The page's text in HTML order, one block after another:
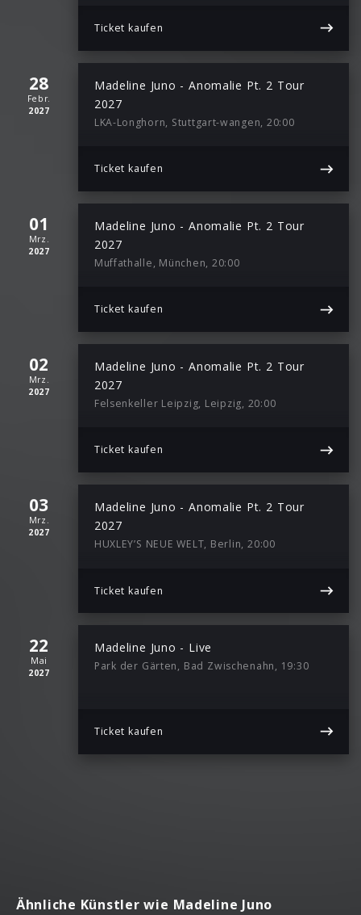
Ticket kaufen
28
Febr.
2027
Madeline Juno - Anomalie Pt. 2 Tour
2027
LKA-Longhorn, Stuttgart-wangen, 20:00
Ticket kaufen
01
Mrz.
2027
Madeline Juno - Anomalie Pt. 2 Tour
2027
Muffathalle, München, 20:00
Ticket kaufen
02
Mrz.
2027
Madeline Juno - Anomalie Pt. 2 Tour
2027
Felsenkeller Leipzig, Leipzig, 20:00
Ticket kaufen
03
Mrz.
2027
Madeline Juno - Anomalie Pt. 2 Tour
2027
HUXLEY’S NEUE WELT, Berlin, 20:00
Ticket kaufen
22
Mai
2027
Madeline Juno - Live
Park der Gärten, Bad Zwischenahn, 19:30
Ticket kaufen
Ähnliche Künstler wie Madeline Juno